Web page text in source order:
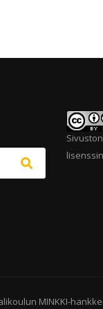
MINKKI-